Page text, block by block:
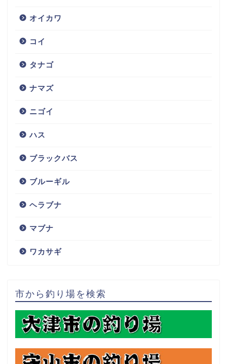
オイカワ
コイ
タナゴ
ナマズ
ニゴイ
ハス
ブラックバス
ブルーギル
ヘラブナ
マブナ
ワカサギ
市から釣り場を検索